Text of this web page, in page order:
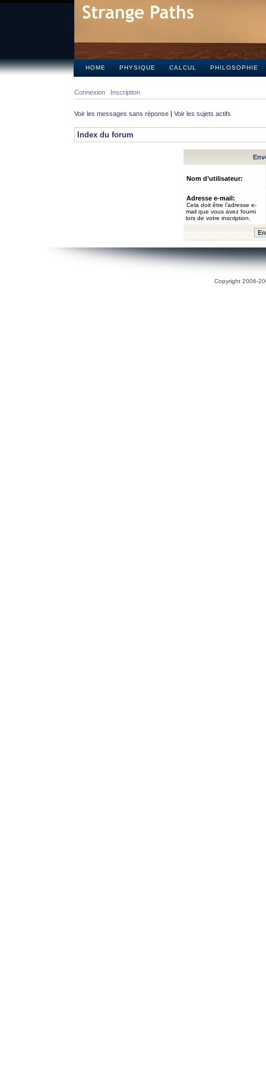
HOME PHYSIQUE CALCUL PHILOSOPHIE
Connexion Inscription
Voir les messages sans réponse | Voir les sujets actifs
Index du forum
Nom d’utilisateur:
Adresse e-mail:
Cela doit être l’adresse e-
mail que vous avez fourni
lors de votre inscription.
Copyright 2006-